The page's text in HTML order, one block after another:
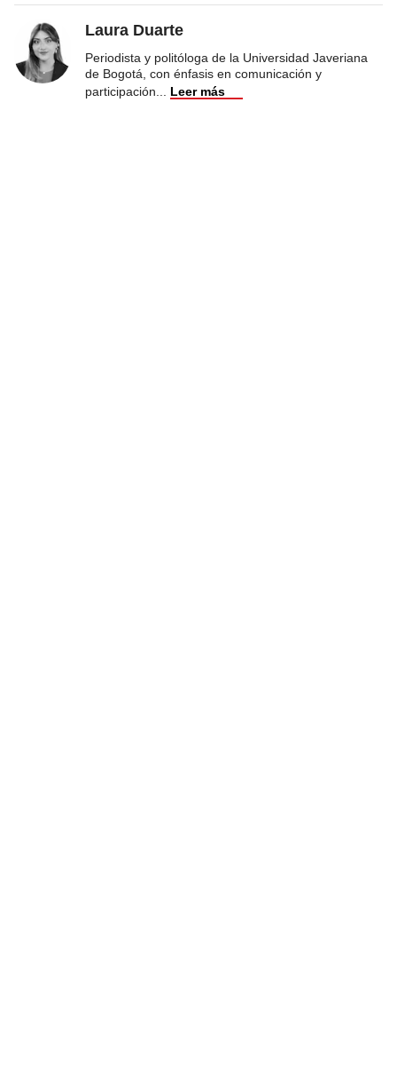
Laura Duarte
Periodista y politóloga de la Universidad Javeriana
de Bogotá, con énfasis en comunicación y
participación
Leer más